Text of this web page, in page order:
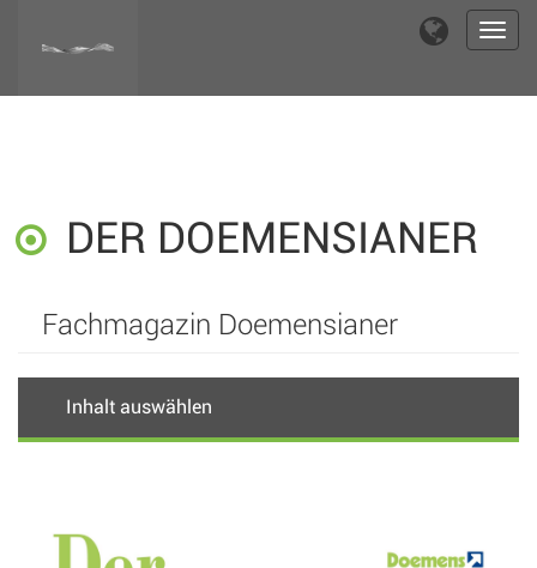
DER DOEMENSIANER
Fachmagazin Doemensianer
Inhalt auswählen